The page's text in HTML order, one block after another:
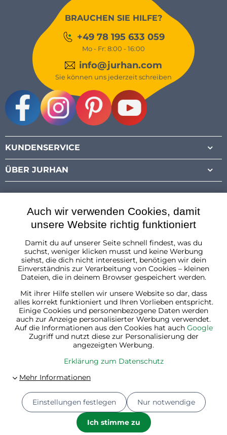
BRAUCHEN SIE HILFE?
+49 78 195 633 059
Mo - Fr: 8:00 - 16:00
info@jurhan.com
Sie können uns jederzeit schreiben
KUNDENSERVICE
ÜBER JURHAN
Österreich
© 2026 Jurhan.at 💚 | Alle Rechte vorbehalten
Datenschutz-Einstellungen
Erklärung zum Datenschutz
Auch wir verwenden Cookies, damit
unsere Website richtig funktioniert
Damit du auf unserer Seite schnell findest, was du
suchst, weniger klicken musst und keine Werbung
siehst, die dich nicht interessiert, benötigen wir dein
Einverständnis zur Verarbeitung von Cookies – kleinen
Dateien, die in deinem Browser gespeichert werden.
Mit ihrer Hilfe stellen wir unsere Website so dar, dass
alles korrekt funktioniert und Ihren Vorlieben entspricht.
Einige Cookies und personenbezogene Daten werden
auch zur Anzeige personalisierter Werbung verwendet.
Auf die Informationen aus den Cookies hat auch Google
Zugriff und nutzt diese zur Personalisierung der
angezeigten Werbung.
Erklärung zum Datenschutz
Einstellungen festlegen
Ich stimme zu
Nur notwendige